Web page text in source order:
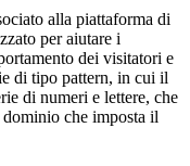
alla piattaforma di
per aiutare i
dei visitatori e
di tipo pattern, in cui il
di numeri e lettere, che
che imposta il